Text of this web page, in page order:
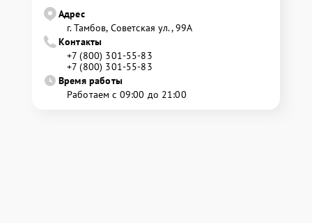
Адрес
г. Тамбов, Советская ул., 99А
Контакты
+7 (800) 301-55-83
+7 (800) 301-55-83
Время работы
Работаем с 09:00 до 21:00